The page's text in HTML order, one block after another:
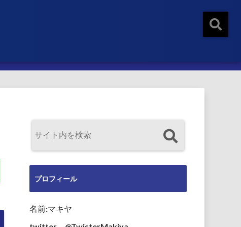
プロフィール
名前:マキヤ